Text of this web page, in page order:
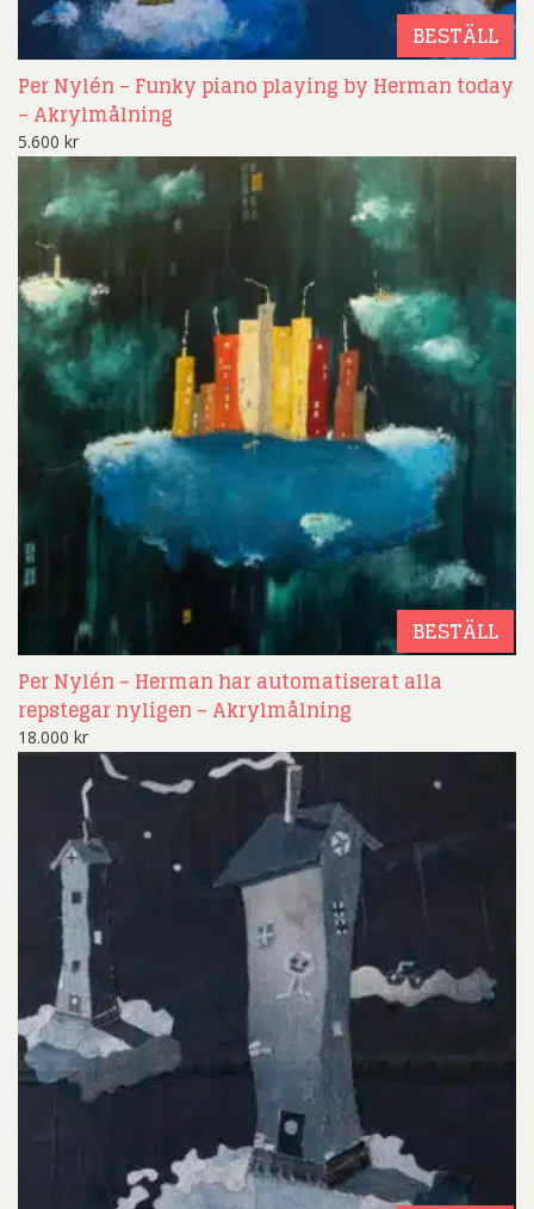
BESTÄLL
Per Nylén – Funky piano playing by Herman today
– Akrylmålning
5.600 kr
BESTÄLL
Per Nylén – Herman har automatiserat alla
repstegar nyligen – Akrylmålning
18.000 kr